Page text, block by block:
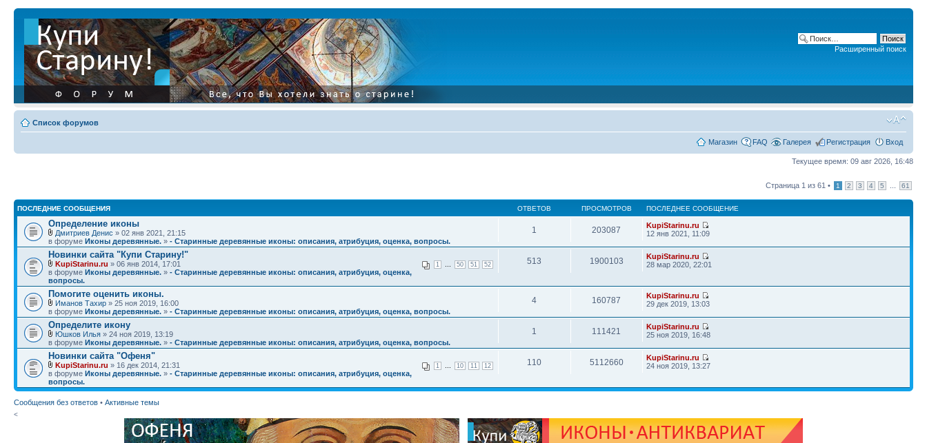
Расширенный поиск
Список форумов
Магазин FAQ Галерея Регистрация Вход
Текущее время: 09 авг 2026, 16:48
Страница 1 из 61 • 1 2 3 4 5 61
ПОСЛЕДНИЕ СООБЩЕНИЯ ОТВЕТОВ ПРОСМОТРОВ ПОСЛЕДНЕЕ СООБЩЕНИЕ
Определение иконы
Дмитриев Денис » 02 янв 2021, 21:15
в форуме Иконы деревянные. » - Старинные деревянные иконы: описания, атрибуция, оценка, вопросы.
1 203087
KupiStarinu.ru
12 янв 2021, 11:09
Новинки сайта "Купи Старину!"
1 50 51 52
KupiStarinu.ru » 06 янв 2014, 17:01
в форуме Иконы деревянные. » - Старинные деревянные иконы: описания, атрибуция, оценка,
вопросы.
513 1900103
KupiStarinu.ru
28 мар 2020, 22:01
Помогите оценить иконы.
Иманов Тахир » 25 ноя 2019, 16:00
в форуме Иконы деревянные. » - Старинные деревянные иконы: описания, атрибуция, оценка, вопросы.
4 160787
KupiStarinu.ru
29 дек 2019, 13:03
Определите икону
Юшков Илья » 24 ноя 2019, 13:19
в форуме Иконы деревянные. » - Старинные деревянные иконы: описания, атрибуция, оценка, вопросы.
1 111421
KupiStarinu.ru
25 ноя 2019, 16:48
Новинки сайта "Офеня"
1 10 11 12
KupiStarinu.ru » 16 дек 2014, 21:31
в форуме Иконы деревянные. » - Старинные деревянные иконы: описания, атрибуция, оценка,
вопросы.
110 5112660
KupiStarinu.ru
24 ноя 2019, 13:27
Сообщения без ответов • Активные темы
<